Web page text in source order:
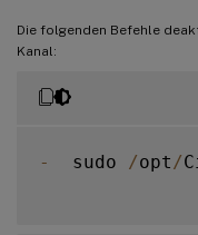
Die folgenden Befehle
Kanal:
-
  sudo
/opt /